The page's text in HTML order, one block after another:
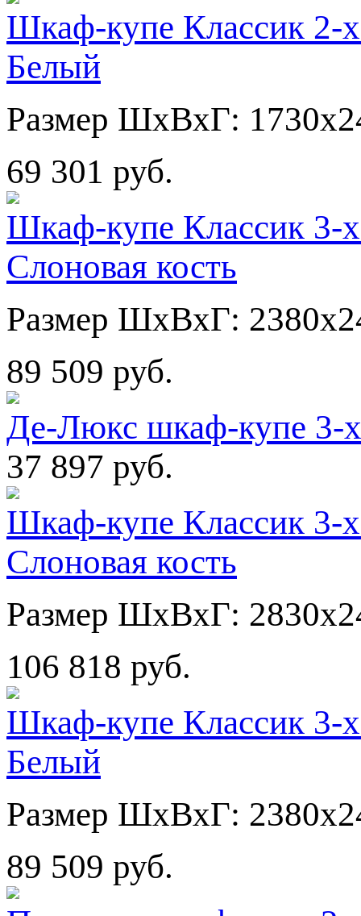
Шкаф-купе Классик 2-
Белый
Размер ШхВхГ:
69 301 руб.
Шкаф-купе Классик 3-
Слоновая кость
Размер ШхВхГ:
89 509 руб.
Де-Люкс шкаф-купе 3-
37 897 руб.
Шкаф-купе Классик 3-
Слоновая кость
Размер ШхВхГ:
106 818 руб.
Шкаф-купе Классик 3-
Белый
Размер ШхВхГ:
89 509 руб.